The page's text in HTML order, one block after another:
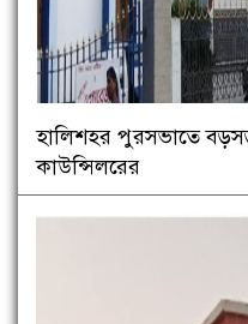
হালিশহর পুরসভাতে
কাউন্সিলরের